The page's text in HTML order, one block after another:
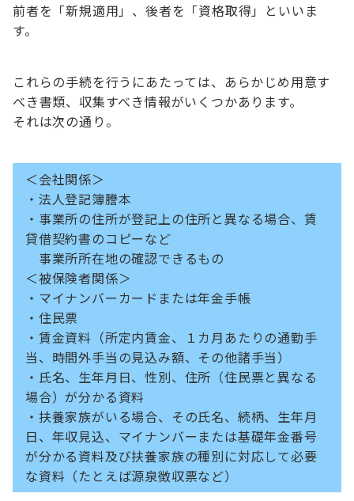
前者を「新規適用」、後者を「資格取得」といいま
す。
これらの手続を行うにあたっては、あらかじめ用意す
べき書類、収集すべき情報がいくつかあります。
それは次の通り。
＜会社関係＞
・法人登記簿謄本
・事業所の住所が登記上の住所と異なる場合、賃
貸借契約書のコピーなど
事業所所在地の確認できるもの
＜被保険者関係＞
・マイナンバーカードまたは年金手帳
・住民票
・賃金資料（所定内賃金、１カ月あたりの通勤手
当、時間外手当の見込み額、その他諸手当）
・氏名、生年月日、性別、住所（住民票と異なる
場合）が分かる資料
・扶養家族がいる場合、その氏名、続柄、生年月
日、年収見込、マイナンバーまたは基礎年金番号
が分かる資料及び扶養家族の種別に対応して必要
な資料（たとえば源泉徴収票など）